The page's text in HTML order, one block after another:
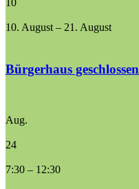
10
10. August – 21. August
Bürgerhaus geschlossen
Aug.
24
7:30 – 12:30